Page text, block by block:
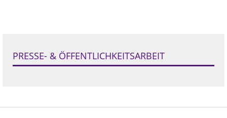
PRESSE- & ÖFFENTLICHKEITSARBEIT